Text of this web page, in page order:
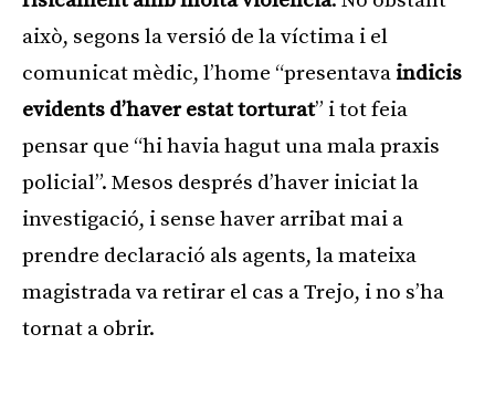
això, segons la versió de la víctima i el
comunicat mèdic, l’home “presentavaindicis
evidents d’haver estat torturat” i tot feia
pensar que “hi havia hagut una mala praxis
policial”. Mesos després d’haver iniciat la
investigació, i sense haver arribat mai a
prendre declaració als agents, la mateixa
magistrada va retirar el cas a Trejo, i no s’ha
tornat a obrir.